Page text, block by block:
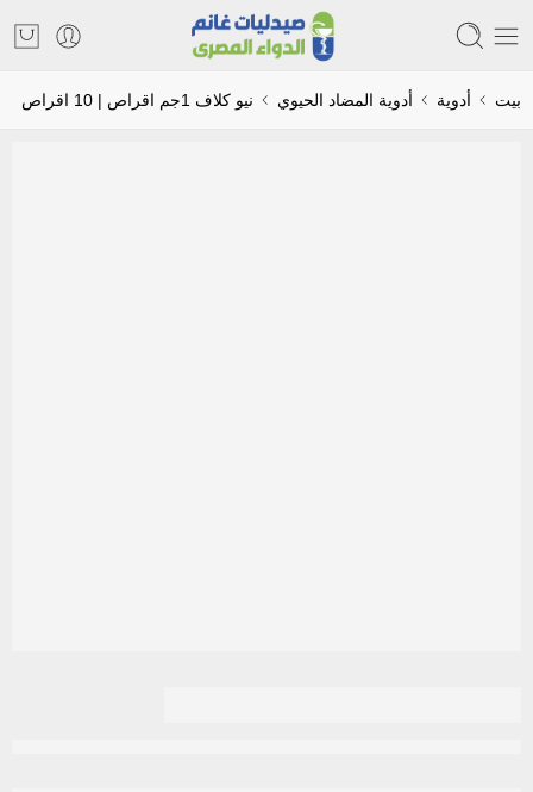
بيت أدوية أدوية المضاد الحيوي نيو كلاف 1جم اقراص | 10 اقراص